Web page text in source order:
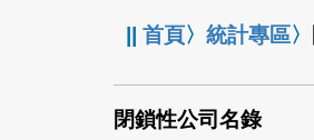
||首頁〉統計專區〉
閉鎖性公司名錄